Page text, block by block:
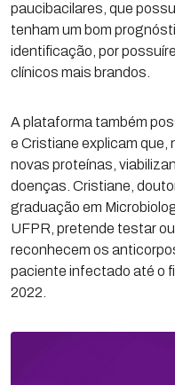
paucibacilares, que
tenham um bom
identificação, por
clínicos mais brandos.
A plataforma também
e Cristiane explicam
novas proteínas,
doenças. Cristiane,
graduação em
UFPR, pretende testar
reconhecem os
paciente infectado até o
2022.